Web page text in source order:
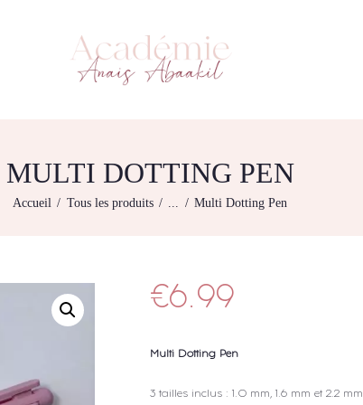
MULTI DOTTING PEN
Accueil Tous les produits Multi Dotting Pen
ACADÉMIE ANAÏS ABAAKIL
Formation et shop Indigo
NOS FORMATIONS
AGENDA DE
BOUTIQUE
CONTACTEZ-NOUS
MODÈLE
€6.99
Multi Dotting Pen
3 tailles inclus : 1.0 mm, 1.6 mm et 2.2 mm